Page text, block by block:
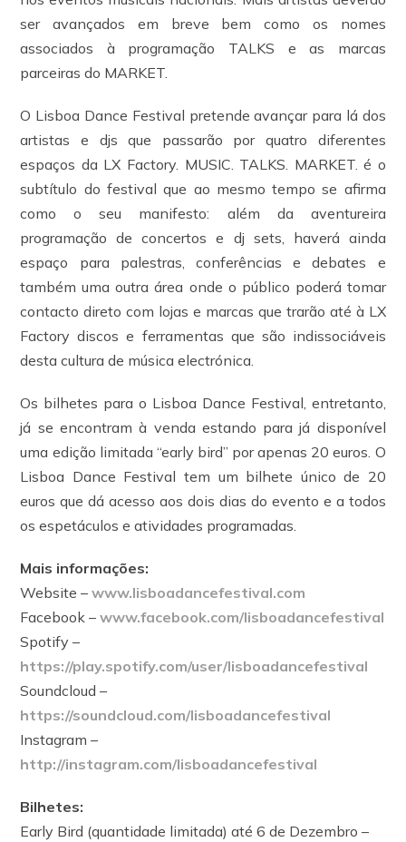
ser avançados em breve bem como os nomes
associados à programação TALKS e as marcas
parceiras do MARKET.
O Lisboa Dance Festival pretende avançar para lá dos
artistas e djs que passarão por quatro diferentes
espaços da LX Factory. MUSIC. TALKS. MARKET. é o
subtítulo do festival que ao mesmo tempo se afirma
como o seu manifesto: além da aventureira
programação de concertos e dj sets, haverá ainda
espaço para palestras, conferências e debates e
também uma outra área onde o público poderá tomar
contacto direto com lojas e marcas que trarão até à LX
Factory discos e ferramentas que são indissociáveis
desta cultura de música electrónica.
Os bilhetes para o Lisboa Dance Festival, entretanto,
já se encontram à venda estando para já disponível
uma edição limitada “early bird” por apenas 20 euros. O
Lisboa Dance Festival tem um bilhete único de 20
euros que dá acesso aos dois dias do evento e a todos
os espetáculos e atividades programadas.
Mais informações:
Website –www.lisboadancefestival.com
Facebook –www.facebook.com/lisboadancefestival
Spotify –
https://play.spotify.com/user/lisboadancefestival
Soundcloud –
https://soundcloud.com/lisboadancefestival
Instagram –
http://instagram.com/lisboadancefestival
Bilhetes:
Early Bird (quantidade limitada) até 6 de Dezembro –